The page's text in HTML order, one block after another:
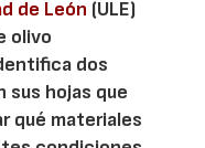
de León (ULE)
olivo
dos
sus hojas que
qué materiales